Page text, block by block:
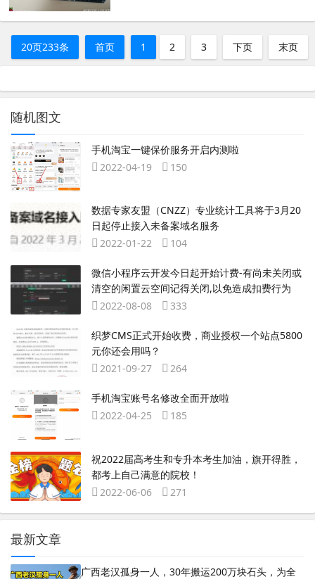
20页233条 首页 1 2 3 下页 末页
随机图文
手机淘宝一键保价服务开启内测啦
2022-04-19
150
数据专家友盟（CNZZ）专业统计工具将于3月20
日起停止接入未备案域名服务
2022-01-22
104
微信小程序云开发今日起开始计费-有尚未关闭或
清空的闲置云空间记得关闭,以免造成扣费行为
2022-08-08
333
织梦CMS正式开始收费，商业授权一个站点5800
元你还会用吗？
2021-09-27
264
手机淘宝账号名修改全面开放啦
2022-04-25
185
祝2022届高考生和专升本考生加油，旗开得胜，
都考上自己满意的院校！
2022-06-06
271
最新文章
广西老汉孤身一人，30年搬运200万块石头，为全